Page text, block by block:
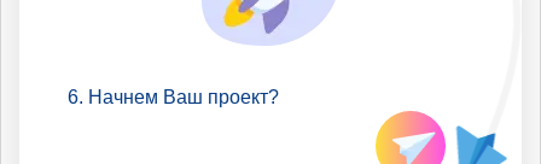
Начнем Ваш проект?